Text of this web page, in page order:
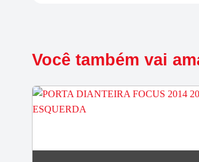
Você também vai